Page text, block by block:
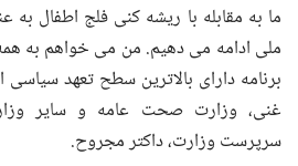
ما به مقابله با ریشه کنی فلج اطفال
ملی ادامه می دهیم. من می خواهم به
غنی، وزارت صحت عامه و سایر
سرپرست وزارت، داکتر مجروح.